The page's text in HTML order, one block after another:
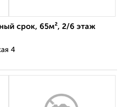
срок, 65м², 2/6 этаж
4